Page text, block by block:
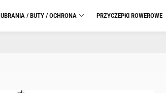
UBRANIA / BUTY / OCHRONA PRZYCZEPKI ROWEROWE